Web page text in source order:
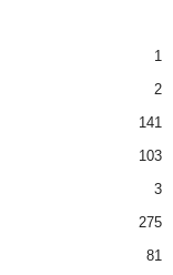
1
2
141
103
3
275
81